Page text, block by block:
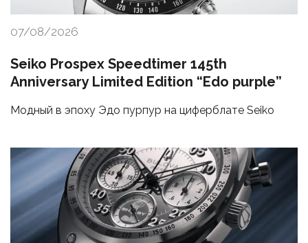
07/08/2026
Seiko Prospex Speedtimer 145th
Anniversary Limited Edition “Edo purple”
Модный в эпоху Эдо пурпур на циферблате Seiko